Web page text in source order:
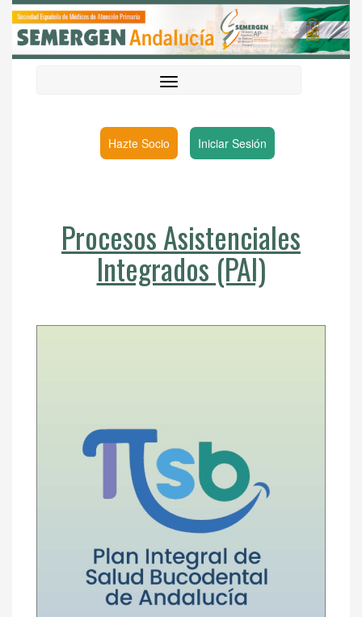
Hazte Socio Iniciar Sesión
Procesos Asistenciales
Integrados (PAI)